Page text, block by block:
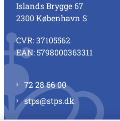
Islands Brygge 67
2300 København S
CVR: 37105562
EAN: 5798000363311
72 28 66 00
stps@stps.dk